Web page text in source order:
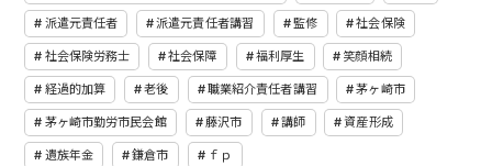
派遣元責任者 派遣元責任者講習 監修 社会保険
社会保険労務士 社会保障 福利厚生 笑顔相続
経過的加算 老後 職業紹介責任者講習 茅ヶ崎市
茅ヶ崎市勤労市民会館 藤沢市 講師 資産形成
遺族年金 鎌倉市 ｆｐ